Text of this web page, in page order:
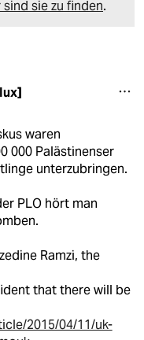
sind sie zu finden.
waren
000 Palästinenser
unterzubringen.
PLO hört man
Ramzi, the
that there will be
2015/04/11/uk-